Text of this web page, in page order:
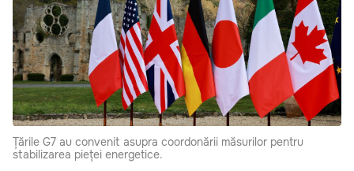
Țările G7 au convenit asupra coordonării măsurilor pentru
stabilizarea pieței energetice.